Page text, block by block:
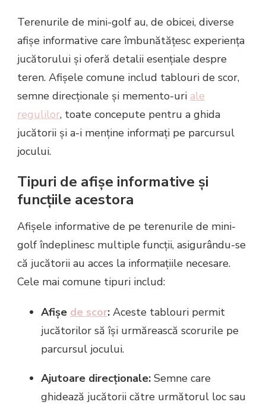
Terenurile de mini-golf au, de obicei, diverse
afișe informative care îmbunătățesc experiența
jucătorului și oferă detalii esențiale despre
teren. Afișele comune includ tablouri de scor,
semne direcționale și memento-uri ale
regulilor, toate concepute pentru a ghida
jucătorii și a-i menține informați pe parcursul
jocului.
Tipuri de afișe informative și
funcțiile acestora
Afișele informative de pe terenurile de mini-
golf îndeplinesc multiple funcții, asigurându-se
că jucătorii au acces la informațiile necesare.
Cele mai comune tipuri includ:
Afișe de scor: Aceste tablouri permit
jucătorilor să își urmărească scorurile pe
parcursul jocului.
Ajutoare direcționale: Semne care
ghidează jucătorii către următorul loc sau